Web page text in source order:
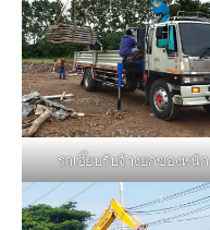
รถเฮี๊ยบรับจ้างยกของหนัก